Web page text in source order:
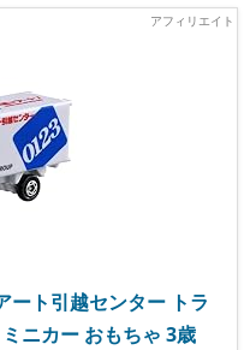
ート引越センター トラ
ニカー おもちゃ 3歳